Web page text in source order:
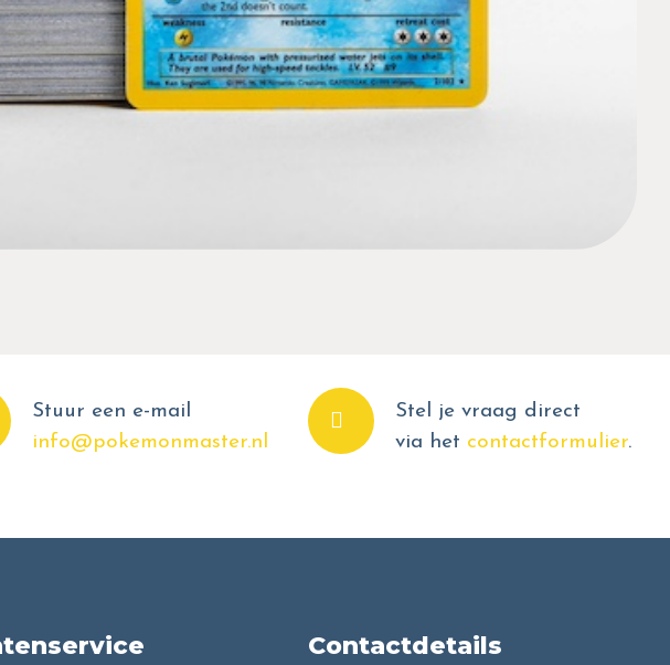
Stuur een e-mail
info@pokemonmaster.nl
Stel je vraag direct
via het contactformulier.
Contactdetails